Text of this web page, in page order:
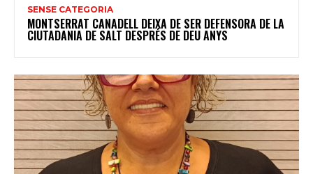
SENSE CATEGORIA
MONTSERRAT CANADELL DEIXA DE SER DEFENSORA DE LA
CIUTADANIA DE SALT DESPRÉS DE DEU ANYS